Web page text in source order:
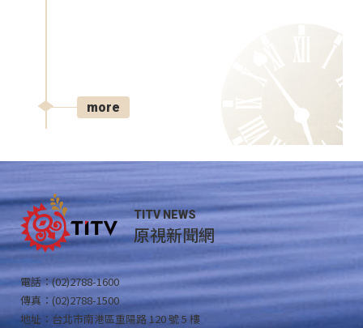
more
TITV NEWS
原視新聞網
電話：(02)2788-1600
傳真：(02)2788-1500
地址：台北市南港區重陽路 120 號 5 樓